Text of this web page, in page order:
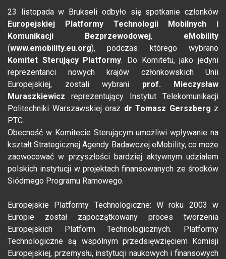
23 listopada w Brukseli odbyło się spotkanie członków
Europejskiej Platformy Technologii Mobilnych i
Komunikacji Bezprzewodowej, eMobility
(www.emobility.eu.org), podczas którego wybrano
Komitet Sterujący Platformy. Do Komitetu, jako jedyni
reprezentanci nowych krajów członkowskich Unii
Europejskiej, zostali wybrani prof. Mieczysław
Muraszkiewicz reprezentujący Instytut Telekomunikacji
Politechniki Warszawskiej oraz dr Tomasz Gerszberg z
PTC.
Obecność w Komitecie Sterującym umożliwi wpływanie na
kształt Strategicznej Agendy Badawczej eMobility, co może
zaowocować w przyszłości bardziej aktywnym udziałem
polskich instytucji w projektach finansowanych ze środków
Siódmego Programu Ramowego.
Europejskie Platformy Technologiczne: W roku 2003 w
Europie został zapoczątkowany proces tworzenia
Europejskich Platform Technologicznych. Platformy
Technologiczne są wspólnym przedsięwzięciem Komisji
Europejskiej, przemysłu, instytucji naukowych i finansowych